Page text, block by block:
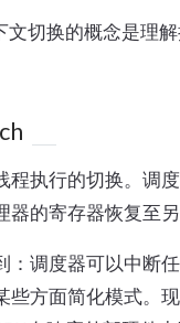
文切换的概念是理
程执行的切换。调
的寄存器恢复至另
：调度器可以中断
些方面简化模式。